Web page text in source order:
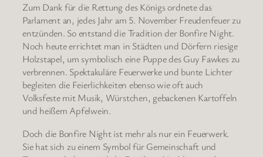
Zum Dank für die Rettung des Königs ordnete das
Parlament an, jedes Jahr am 5. November Freudenfeuer zu
entzünden. So entstand die Tradition der Bonfire Night.
Noch heute errichtet man in Städten und Dörfern riesige
Holzstapel, um symbolisch eine Puppe des Guy Fawkes zu
verbrennen. Spektakuläre Feuerwerke und bunte Lichter
begleiten die Feierlichkeiten ebenso wie oft auch
Volksfeste mit Musik, Würstchen, gebackenen Kartoffeln
und heißem Apfelwein.
Doch die Bonfire Night ist mehr als nur ein Feuerwerk.
Sie hat sich zu einem Symbol für Gemeinschaft und